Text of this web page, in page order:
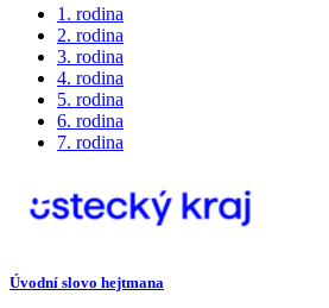
1. rodina
2. rodina
3. rodina
4. rodina
5. rodina
6. rodina
7. rodina
Úvodní slovo hejtmana